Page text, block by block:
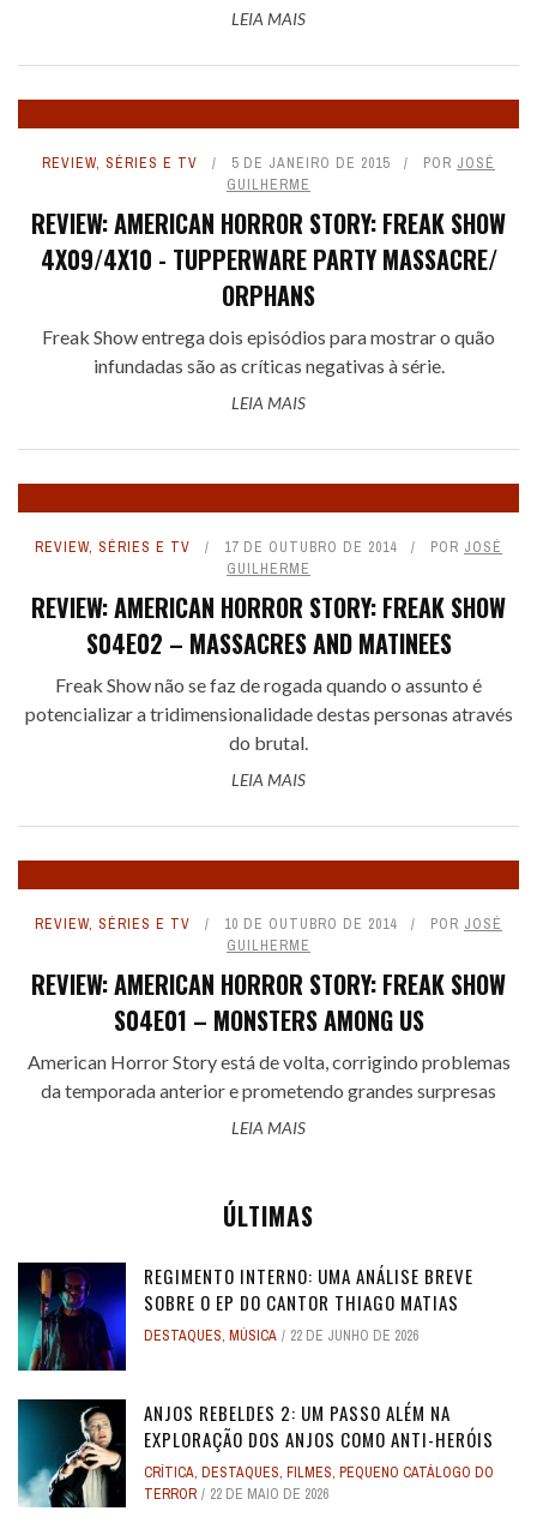
LEIA MAIS
REVIEW, SÉRIES E TV 5 DE JANEIRO DE 2015 POR JOSÉ
GUILHERME
REVIEW: AMERICAN HORROR STORY: FREAK SHOW
4X09/4X10 - TUPPERWARE PARTY MASSACRE/
ORPHANS
Freak Show entrega dois episódios para mostrar o quão
infundadas são as críticas negativas à série.
LEIA MAIS
REVIEW, SÉRIES E TV 17 DE OUTUBRO DE 2014 POR JOSÉ
GUILHERME
REVIEW: AMERICAN HORROR STORY: FREAK SHOW
S04E02 – MASSACRES AND MATINEES
Freak Show não se faz de rogada quando o assunto é
potencializar a tridimensionalidade destas personas através
do brutal.
LEIA MAIS
REVIEW, SÉRIES E TV 10 DE OUTUBRO DE 2014 POR JOSÉ
GUILHERME
REVIEW: AMERICAN HORROR STORY: FREAK SHOW
S04E01 – MONSTERS AMONG US
American Horror Story está de volta, corrigindo problemas
da temporada anterior e prometendo grandes surpresas
LEIA MAIS
ÚLTIMAS
REGIMENTO INTERNO: UMA ANÁLISE BREVE
SOBRE O EP DO CANTOR THIAGO MATIAS
DESTAQUES, MÚSICA 22 DE JUNHO DE 2026
ANJOS REBELDES 2: UM PASSO ALÉM NA
EXPLORAÇÃO DOS ANJOS COMO ANTI-HERÓIS
CRÍTICA, DESTAQUES, FILMES, PEQUENO CATÁLOGO DO
TERROR
22 DE MAIO DE 2026